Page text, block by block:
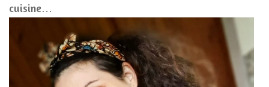
cuisine…